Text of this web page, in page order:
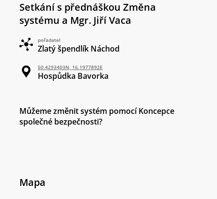
Setkání s přednáškou Změna
systému a Mgr. Jiří Vaca
pořadatel
Zlatý špendlík Náchod
50.4293403N, 16.1977892E
Hospůdka Bavorka
Můžeme změnit systém pomocí Koncepce
společné bezpečnosti?
Mapa